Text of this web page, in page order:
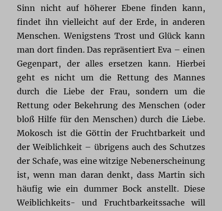
Sinn nicht auf höherer Ebene finden kann,
findet ihn vielleicht auf der Erde, in anderen
Menschen. Wenigstens Trost und Glück kann
man dort finden. Das repräsentiert Eva – einen
Gegenpart, der alles ersetzen kann. Hierbei
geht es nicht um die Rettung des Mannes
durch die Liebe der Frau, sondern um die
Rettung oder Bekehrung des Menschen (oder
bloß Hilfe für den Menschen) durch die Liebe.
Mokosch ist die Göttin der Fruchtbarkeit und
der Weiblichkeit – übrigens auch des Schutzes
der Schafe, was eine witzige Nebenerscheinung
ist, wenn man daran denkt, dass Martin sich
häufig wie ein dummer Bock anstellt. Diese
Weiblichkeits- und Fruchtbarkeitssache will